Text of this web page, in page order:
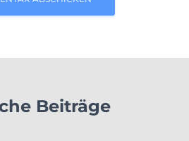
Beiträge